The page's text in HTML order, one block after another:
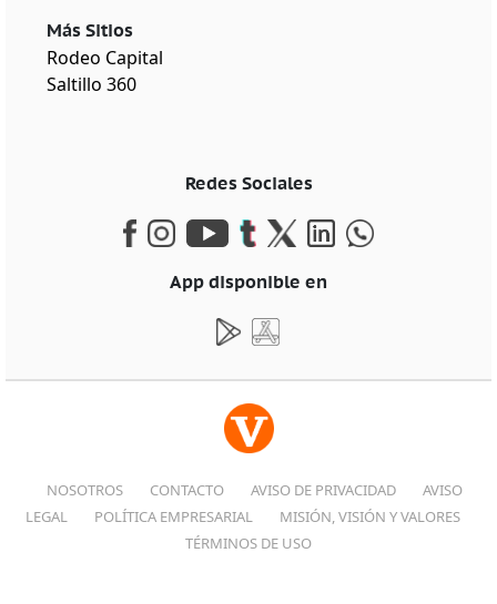
Más Sitios
Rodeo Capital
Saltillo 360
Redes Sociales
App disponible en
NOSOTROS CONTACTO AVISO DE PRIVACIDAD
AVISO
LEGAL
POLÍTICA EMPRESARIAL
MISIÓN, VISIÓN Y VALORES
TÉRMINOS DE USO